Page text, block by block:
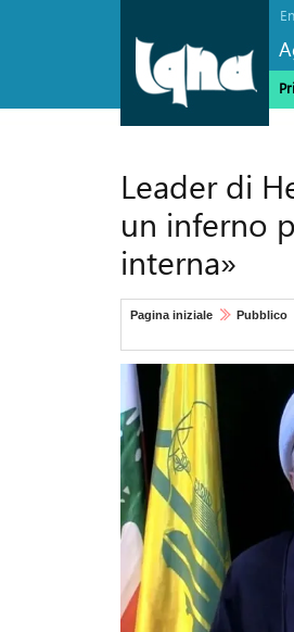
Leader di
un inferno
interna»
Pagina iniziale Pubblico